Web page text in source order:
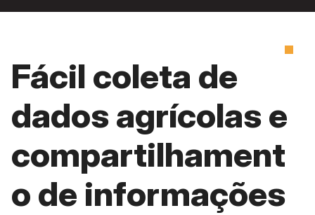
Fácil coleta de
dados agrícolas e
compartilhament
o de informações